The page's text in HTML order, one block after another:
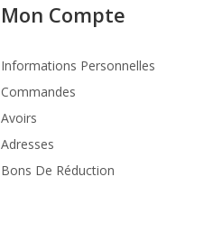
Mon Compte
Informations Personnelles
Commandes
Avoirs
Adresses
Bons De Réduction